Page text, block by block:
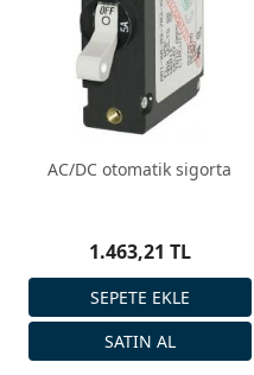
AC/DC otomatik sigorta
1.463,21 TL